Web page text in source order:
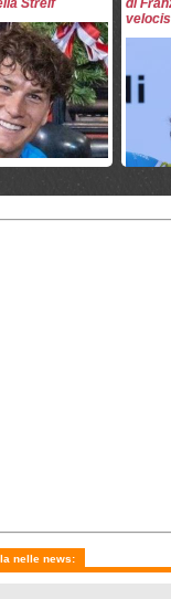
Streif
di
2027
veloci
nelle news: